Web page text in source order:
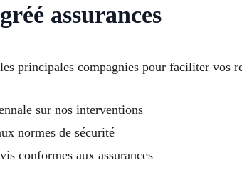
assurances
principales compagnies pour faciliter vos
sur nos interventions
normes de sécurité
conformes aux assurances